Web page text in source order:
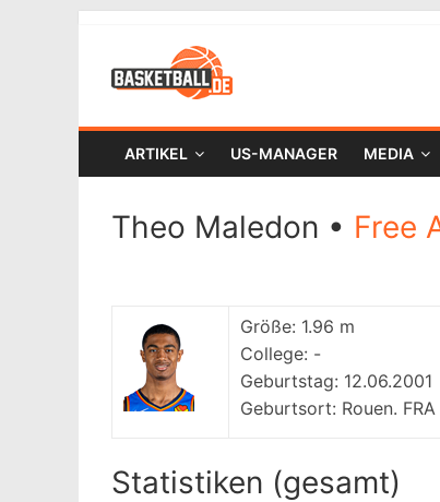
ARTIKEL US-MANAGER MEDIA
Theo Maledon • Free
Größe: 1.96 m
College: -
Geburtstag: 12.06.2001
Geburtsort: Rouen. FRA
Statistiken (gesamt)